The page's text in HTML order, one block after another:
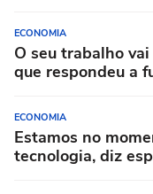
ECONOMIA
O seu trabalho
que respondeu a
ECONOMIA
Estamos no
tecnologia, diz